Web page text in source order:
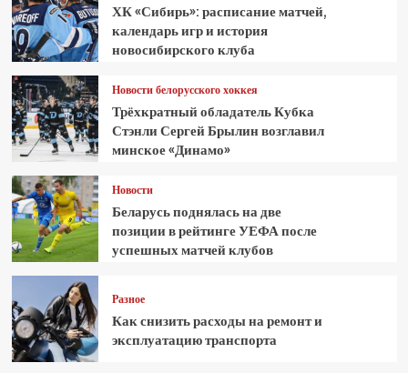
ХК «Сибирь»: расписание матчей,
календарь игр и история
новосибирского клуба
Новости белорусского хоккея
Трёхкратный обладатель Кубка
Стэнли Сергей Брылин возглавил
минское «Динамо»
Новости
Беларусь поднялась на две
позиции в рейтинге УЕФА после
успешных матчей клубов
Разное
Как снизить расходы на ремонт и
эксплуатацию транспорта